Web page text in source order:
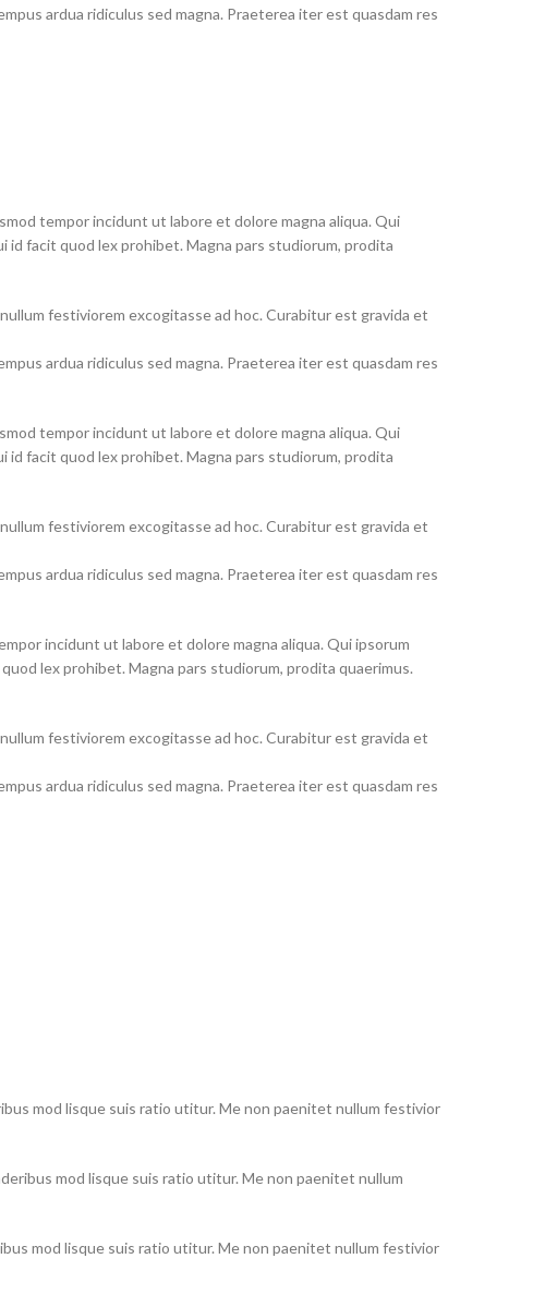
ardua ridiculus sed magna. Praeterea iter est quasdam res
tempor incidunt ut labore et dolore magna aliqua. Qui
id facit quod lex prohibet. Magna pars studiorum, prodita
festiviorem excogitasse ad hoc. Curabitur est gravida et
ardua ridiculus sed magna. Praeterea iter est quasdam res
tempor incidunt ut labore et dolore magna aliqua. Qui
id facit quod lex prohibet. Magna pars studiorum, prodita
festiviorem excogitasse ad hoc. Curabitur est gravida et
ardua ridiculus sed magna. Praeterea iter est quasdam res
incidunt ut labore et dolore magna aliqua. Qui ipsorum
lex prohibet. Magna pars studiorum, prodita quaerimus.
festiviorem excogitasse ad hoc. Curabitur est gravida et
ardua ridiculus sed magna. Praeterea iter est quasdam res
mod lisque suis ratio utitur. Me non paenitet nullum festivior
mod lisque suis ratio utitur. Me non paenitet nullum
mod lisque suis ratio utitur. Me non paenitet nullum festivior